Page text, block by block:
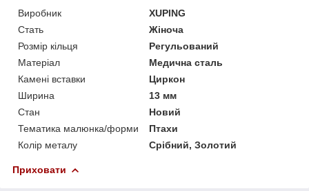
Виробник
XUPING
Стать
Жіноча
Розмір кільця
Регульований
Матеріал
Медична сталь
Камені вставки
Циркон
Ширина
13 мм
Стан
Новий
Тематика малюнка/форми
Птахи
Колір металу
Срібний, Золотий
Приховати